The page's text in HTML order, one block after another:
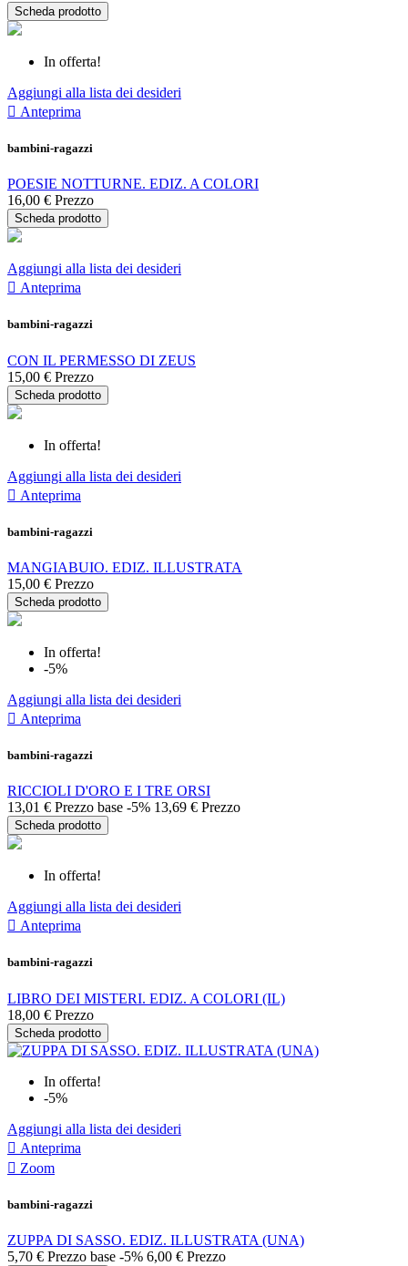
Scheda prodotto
In offerta!
Aggiungi alla lista dei desideri
 Anteprima
bambini-ragazzi
POESIE NOTTURNE. EDIZ. A COLORI
16,00 € Prezzo
Scheda prodotto
Aggiungi alla lista dei desideri
 Anteprima
bambini-ragazzi
CON IL PERMESSO DI ZEUS
15,00 € Prezzo
Scheda prodotto
In offerta!
Aggiungi alla lista dei desideri
 Anteprima
bambini-ragazzi
MANGIABUIO. EDIZ. ILLUSTRATA
15,00 € Prezzo
Scheda prodotto
In offerta!
-5%
Aggiungi alla lista dei desideri
 Anteprima
bambini-ragazzi
RICCIOLI D'ORO E I TRE ORSI
13,01 € Prezzo base -5% 13,69 € Prezzo
Scheda prodotto
In offerta!
Aggiungi alla lista dei desideri
 Anteprima
bambini-ragazzi
LIBRO DEI MISTERI. EDIZ. A COLORI (IL)
18,00 € Prezzo
Scheda prodotto
In offerta!
-5%
Aggiungi alla lista dei desideri
 Anteprima
 Zoom
bambini-ragazzi
ZUPPA DI SASSO. EDIZ. ILLUSTRATA (UNA)
5,70 € Prezzo base -5% 6,00 € Prezzo